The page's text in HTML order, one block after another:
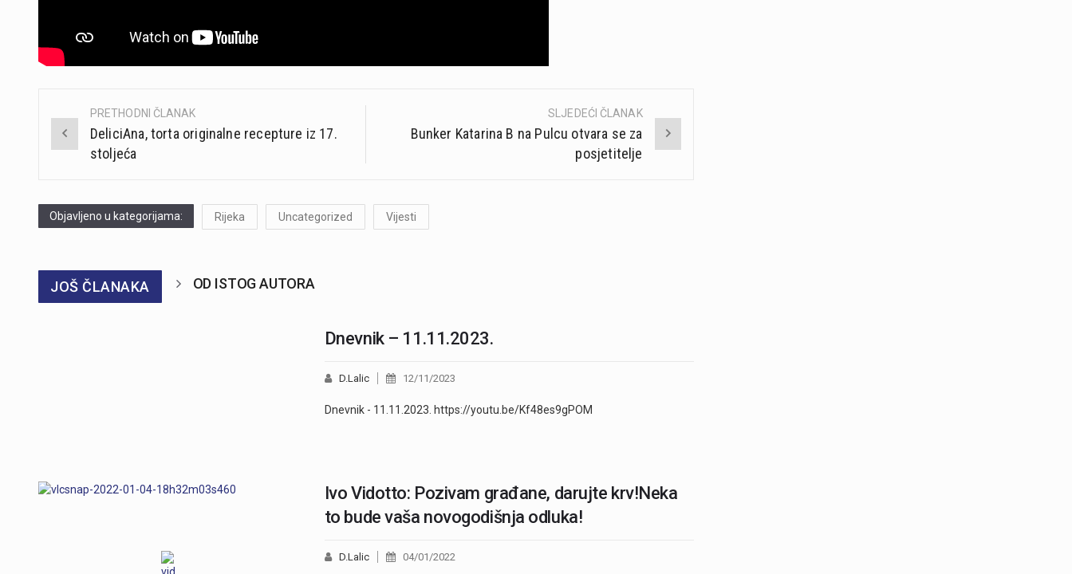
Post
navigation
PRETHODNI ČLANAK
DeliciAna, torta originalne recepture iz 17.
stoljeća
SLJEDEĆI ČLANAK
Bunker Katarina B na Pulcu otvara se za
posjetitelje
Objavljeno u kategorijama: Rijeka Uncategorized Vijesti
JOŠ ČLANAKA OD ISTOG AUTORA
Dnevnik – 11.11.2023.
D.Lalic 12/11/2023
Dnevnik - 11.11.2023. https://youtu.be/Kf48es9gPOM
Ivo Vidotto: Pozivam građane, darujte krv!Neka
to bude vaša novogodišnja odluka!
D.Lalic 04/01/2022